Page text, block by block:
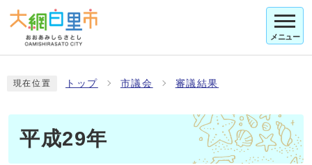
メニュー
現在位置 トップ 市議会 審議結果
平成29年